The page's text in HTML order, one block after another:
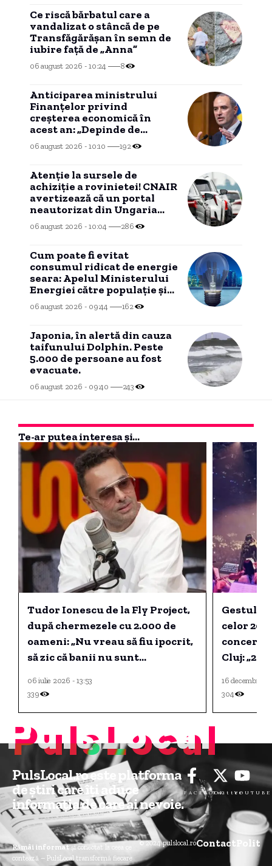
Ce riscă bărbatul care a
vandalizat o stâncă de pe
Transfăgărășan în semn de
iubire față de „Anna”
06 august 2026 - 10:24 8
Anticiparea ministrului
Finanțelor privind
creșterea economică în
acest an: „Depinde de
evoluția în trimestrele III și
IV”
06 august 2026 - 10:10 192
Atenție la sursele de
achiziție a rovinietei! CNAIR
avertizează că un portal
neautorizat din Ungaria
percepe costuri
suplimentare.
06 august 2026 - 10:04 286
Cum poate fi evitat
consumul ridicat de energie
seara: Apelul Ministerului
Energiei către populație și
companii
06 august 2026 - 09:44 162
Japonia, în alertă din cauza
taifunului Dolphin. Peste
5.000 de persoane au fost
evacuate.
06 august 2026 - 09:40 243
Te-ar putea interesa și...
Tudor Ionescu de la Fly Project,
după chermezele cu 2.000 de
oameni: „Nu vreau să fiu ipocrit,
să zic că banii nu sunt
06 iulie 2026 - 13:53
339
Gestul
celor
Cluj: „2
16 decembrie
304
PulsLocal
PulsLocal.ro este platforma
de știri care îți aduce
informația de care ai nevoie.
FACEBOOKTwitterYOUTUBE
Rămâi informat și conectat la ceea ce
contează – PulsLocal transformă fiecare
© 2024 pulslocal.roContact